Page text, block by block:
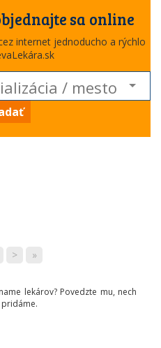
sa online
internet jednoducho a rýchlo
> »
lekárov? Povedzte mu, nech